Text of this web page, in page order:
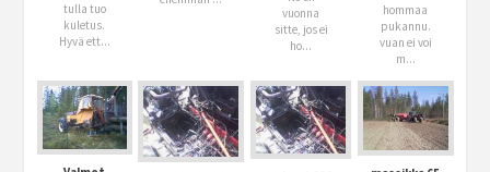
tulla tuo
kuletus.
Hyvä ett...
vuonna
sitte, jos ei
ho...
hommaa
pukannu.
vuan ei voi
m...